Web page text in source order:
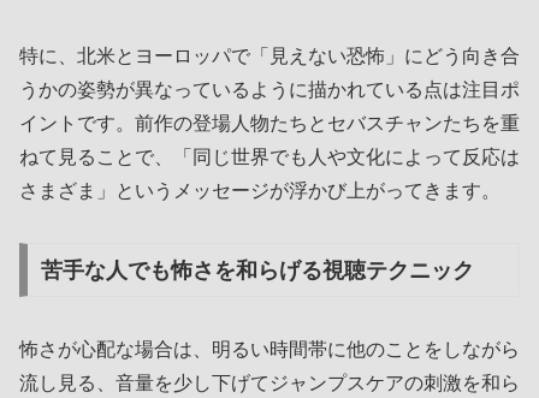
特に、北米とヨーロッパで「見えない恐怖」にどう向き合
うかの姿勢が異なっているように描かれている点は注目ポ
イントです。前作の登場人物たちとセバスチャンたちを重
ねて見ることで、「同じ世界でも人や文化によって反応は
さまざま」というメッセージが浮かび上がってきます。
苦手な人でも怖さを和らげる視聴テクニック
怖さが心配な場合は、明るい時間帯に他のことをしながら
流し見る、音量を少し下げてジャンプスケアの刺激を和ら